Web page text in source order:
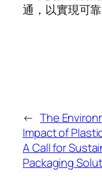
通，以實現可
← The
Impact of
A Call for
Packaging